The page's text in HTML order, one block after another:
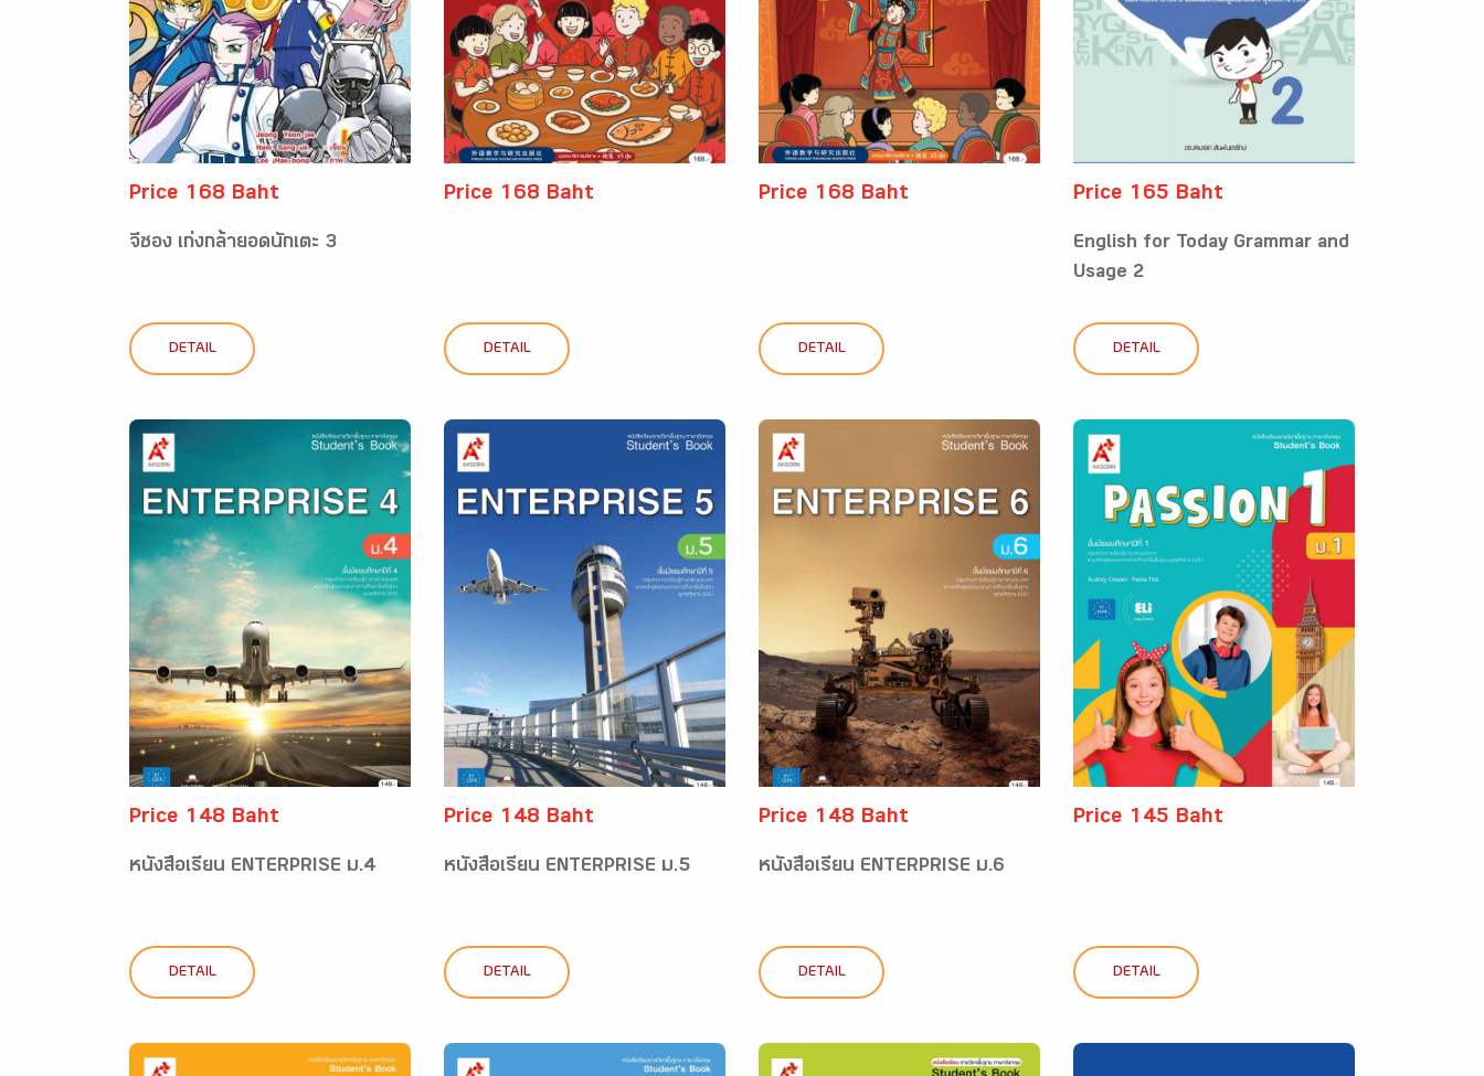
Price 168 Baht
จีซอง เก่งกล้ายอดนักเตะ 3
DETAIL
Price 168 Baht
DETAIL
Price 168 Baht
DETAIL
Price 165 Baht
English for Today Grammar and
Usage 2
DETAIL
Price 148 Baht
หนังสือเรียน ENTERPRISE ม.4
DETAIL
Price 148 Baht
หนังสือเรียน ENTERPRISE ม.5
DETAIL
Price 148 Baht
หนังสือเรียน ENTERPRISE ม.6
DETAIL
Price 145 Baht
DETAIL